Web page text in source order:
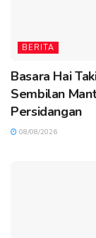
BERITA
Basara Hai
Sembilan
Persidangan
08/08/2026